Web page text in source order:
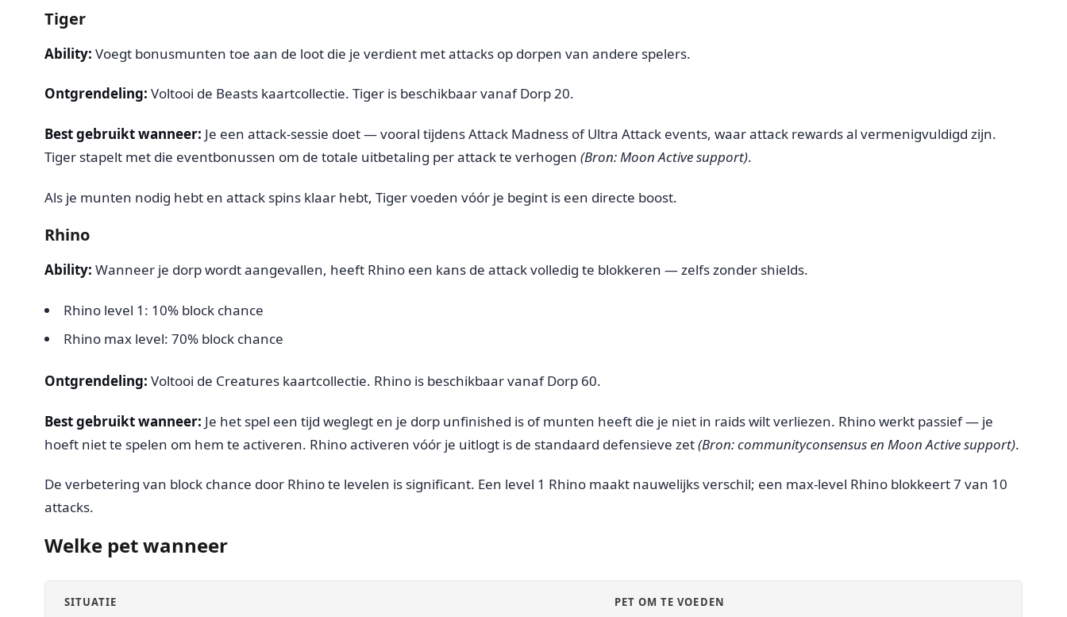
Tiger
Ability: Voegt bonusmunten toe aan de loot die je verdient met attacks op dorpen van andere spelers.
Ontgrendeling: Voltooi de Beasts kaartcollectie. Tiger is beschikbaar vanaf Dorp 20.
Best gebruikt wanneer: Je een attack-sessie doet — vooral tijdens Attack Madness of Ultra Attack events, waar attack rewards al vermenigvuldigd zijn.
Tiger stapelt met die eventbonussen om de totale uitbetaling per attack te verhogen (Bron: Moon Active support).
Als je munten nodig hebt en attack spins klaar hebt, Tiger voeden vóór je begint is een directe boost.
Rhino
Ability: Wanneer je dorp wordt aangevallen, heeft Rhino een kans de attack volledig te blokkeren — zelfs zonder shields.
Rhino level 1: 10% block chance
Rhino max level: 70% block chance
Ontgrendeling: Voltooi de Creatures kaartcollectie. Rhino is beschikbaar vanaf Dorp 60.
Best gebruikt wanneer: Je het spel een tijd weglegt en je dorp unfinished is of munten heeft die je niet in raids wilt verliezen. Rhino werkt passief — je
hoeft niet te spelen om hem te activeren. Rhino activeren vóór je uitlogt is de standaard defensieve zet(Bron: communityconsensus en Moon Active support).
De verbetering van block chance door Rhino te levelen is significant. Een level 1 Rhino maakt nauwelijks verschil; een max-level Rhino blokkeert 7 van 10
attacks.
Welke pet wanneer
SITUATIE PET OM TE VOEDEN